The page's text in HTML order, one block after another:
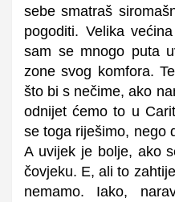
sebe smatraš
pogoditi. Velika
sam se mnogo puta
zone svog komfora.
što bi s nečime, ako
odnijet ćemo to u
se toga riješimo, nego
A uvijek je bolje, ako
čovjeku. E, ali to
nemamo. Iako,